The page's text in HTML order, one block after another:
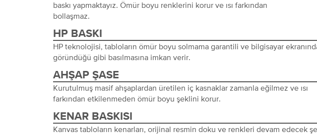
baskı yapmaktayız. Ömür boyu renklerini korur ve ısı farkından
bollaşmaz.
HP BASKI
HP teknolojisi, tabloların ömür boyu solmama garantili ve bilgisayar
göründüğü gibi basılmasına imkan verir.
AHŞAP ŞASE
Kurutulmuş masif ahşaplardan üretilen iç kasnaklar zamanla eğilmez ve ısı
farkından etkilenmeden ömür boyu şeklini korur.
KENAR BASKISI
Kanvas tabloların kenarları, orijinal resmin doku ve renkleri devam edecek